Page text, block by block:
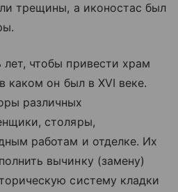
трещины, а иконостас был
чтобы привести храм
каком он был в XVI веке.
различных
столяры,
работам и отделке. Их
вычинку (замену)
систему кладки